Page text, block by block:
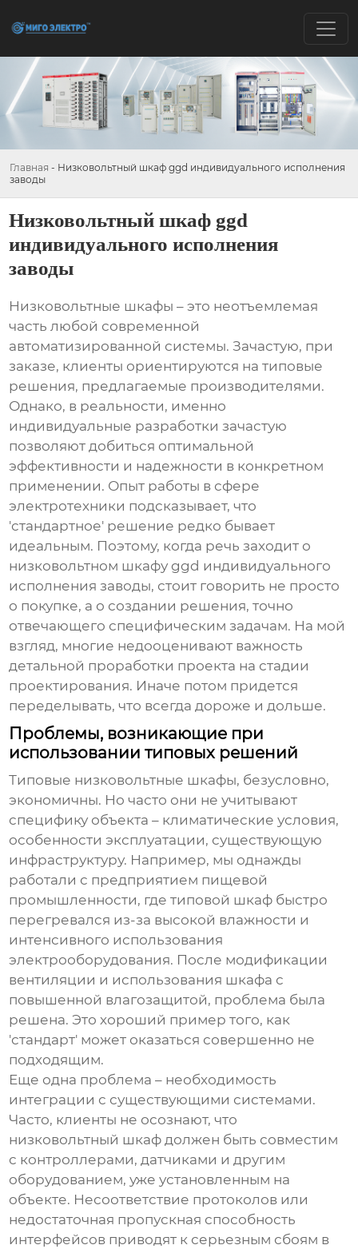
Главная - Низковольтный шкаф ggd индивидуального исполнения
заводы
Низковольтный шкаф ggd
индивидуального исполнения
заводы
Низковольтные шкафы – это неотъемлемая
часть любой современной
автоматизированной системы. Зачастую, при
заказе, клиенты ориентируются на типовые
решения, предлагаемые производителями.
Однако, в реальности, именно
индивидуальные разработки зачастую
позволяют добиться оптимальной
эффективности и надежности в конкретном
применении. Опыт работы в сфере
электротехники подсказывает, что
'стандартное' решение редко бывает
идеальным. Поэтому, когда речь заходит о
низковольтном шкафу ggd индивидуального
исполнения заводы, стоит говорить не просто
о покупке, а о создании решения, точно
отвечающего специфическим задачам. На мой
взгляд, многие недооценивают важность
детальной проработки проекта на стадии
проектирования. Иначе потом придется
переделывать, что всегда дороже и дольше.
Проблемы, возникающие при
использовании типовых решений
Типовые низковольтные шкафы, безусловно,
экономичны. Но часто они не учитывают
специфику объекта – климатические условия,
особенности эксплуатации, существующую
инфраструктуру. Например, мы однажды
работали с предприятием пищевой
промышленности, где типовой шкаф быстро
перегревался из-за высокой влажности и
интенсивного использования
электрооборудования. После модификации
вентиляции и использования шкафа с
повышенной влагозащитой, проблема была
решена. Это хороший пример того, как
'стандарт' может оказаться совершенно не
подходящим.
Еще одна проблема – необходимость
интеграции с существующими системами.
Часто, клиенты не осознают, что
низковольтный шкаф должен быть совместим
с контроллерами, датчиками и другим
оборудованием, уже установленным на
объекте. Несоответствие протоколов или
недостаточная пропускная способность
интерфейсов приводят к серьезным сбоям в